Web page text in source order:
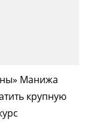
Манижа
крупную